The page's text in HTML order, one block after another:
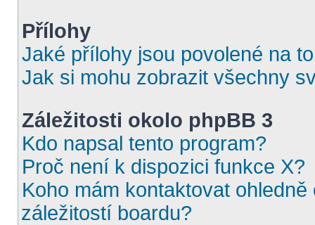
Přílohy
Jaké přílohy jsou povolené na
Jak si mohu zobrazit všechny
Záležitosti okolo phpBB 3
Kdo napsal tento program?
Proč není k dispozici funkce X?
Koho mám kontaktovat
záležitostí boardu?